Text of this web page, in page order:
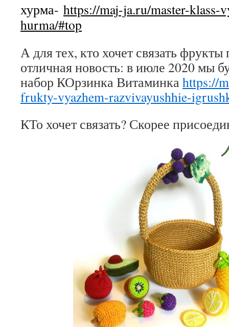
хурма- https://maj-ja.ru/master-klass-
hurma/#top
А для тех, кто хочет связать фрукты
отличная новость: в июле 2020 мы
набор КОрзинка Витаминка https://
frukty-vyazhem-razvivayushhie-
КТо хочет связать? Скорее